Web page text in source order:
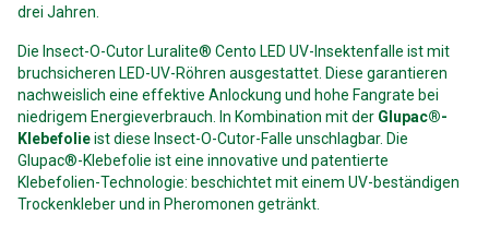
drei Jahren.
Die Insect-O-Cutor Luralite® Cento LED UV-Insektenfalle ist mit
bruchsicheren LED-UV-Röhren ausgestattet. Diese garantieren
nachweislich eine effektive Anlockung und hohe Fangrate bei
niedrigem Energieverbrauch. In Kombination mit der Glupac®-
Klebefolieist diese Insect-O-Cutor-Falle unschlagbar. Die
Glupac®-Klebefolie ist eine innovative und patentierte
Klebefolien-Technologie: beschichtet mit einem UV-beständigen
Trockenkleber und in Pheromonen getränkt.